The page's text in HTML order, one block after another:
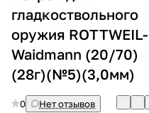
гладкоствольного
оружия ROTTWEIL-
Waidmann (20/70)
(28г)(№5)(3,0мм)
0
Нет отзывов